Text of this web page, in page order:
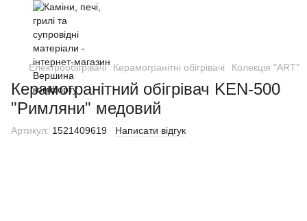
Електрообігрівачі Керамогранітні обігрівачі Колекція "ART"
Керамогранітний обігрівач KEN-500
"Римляни" медовий
Артикул: 1521409619 Написати відгук